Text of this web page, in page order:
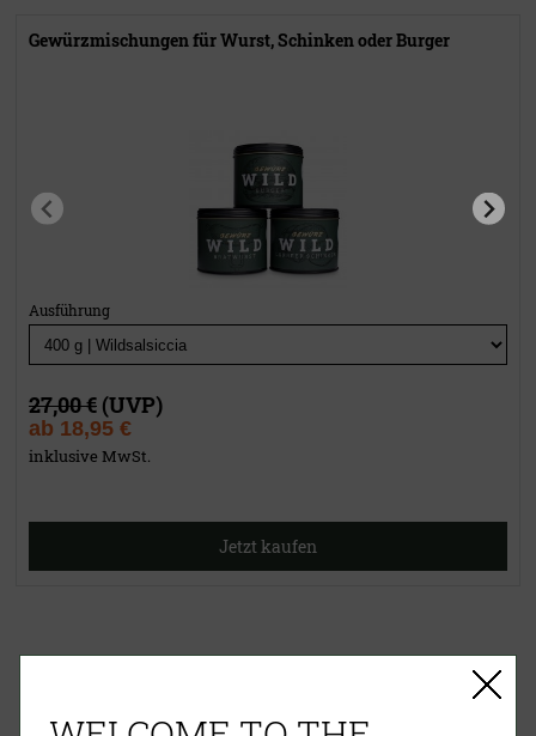
Gewürzmischungen für Wurst, Schinken oder Burger
Ausführung
27,00 € (UVP)
ab 18,95 €
inklusive MwSt.
Jetzt kaufen
RECHNUNG VORKASSE PAYPAL